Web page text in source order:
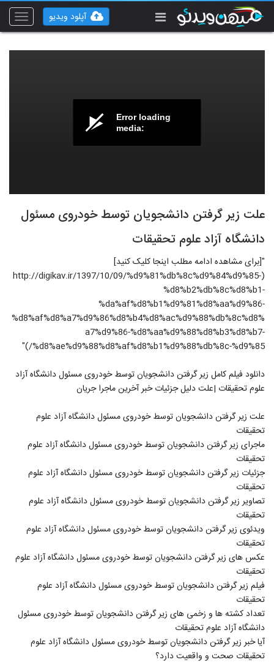
Toggle
آپلود ویدیو
Error loading
media:
علت زیر گرفتن دانشجویان توسط خودروی مسئول
دانشگاه آزاد علوم تحقیقات
"[برای مشاهده ادامه مطلب اینجا کلیک کنید]
(http://digikav.ir/1397/10/09/%d9%81%db%8c%d9%84%d9%85-
%d8%b2%db%8c%d8%b1-
%da%af%d8%b1%d9%81%d8%aa%d9%86-
%d8%af%d8%a7%d9%86%d8%b4%d8%ac%d9%88%db%8c%d8%
a7%d9%86-%d8%aa%d9%88%d8%b3%d8%b7-
%d8%ae%d9%88%d8%af%d8%b1%d9%88%db%8c-%d9%85/)"
دانلود فیلم کامل زیر گرفتن دانشجویان توسط خودروی مسئول دانشگاه آزاد
علوم تحقیقات |علت دلیل جزئیات خبر آخرین ماجرا جریان
علت زیر گرفتن دانشجویان توسط خودروی مسئول دانشگاه آزاد علوم
تحقیقات
ماجرای زیر گرفتن دانشجویان توسط خودروی مسئول دانشگاه آزاد علوم
تحقیقات
جزئیات زیر گرفتن دانشجویان توسط خودروی مسئول دانشگاه آزاد علوم
تحقیقات
تصاویر زیر گرفتن دانشجویان توسط خودروی مسئول دانشگاه آزاد علوم
تحقیقات
ویدئوی زیر گرفتن دانشجویان توسط خودروی مسئول دانشگاه آزاد علوم
تحقیقات
عکس های زیر گرفتن دانشجویان توسط خودروی مسئول دانشگاه آزاد علوم
تحقیقات
فیلم زیر گرفتن دانشجویان توسط خودروی مسئول دانشگاه آزاد علوم
تحقیقات
تعداد کشته ها و زخمی های زیر گرفتن دانشجویان توسط خودروی مسئول
دانشگاه آزاد علوم تحقیقات
آیا خبر زیر گرفتن دانشجویان توسط خودروی مسئول دانشگاه آزاد علوم
تحقیقات صحت و واقعیت دارد؟